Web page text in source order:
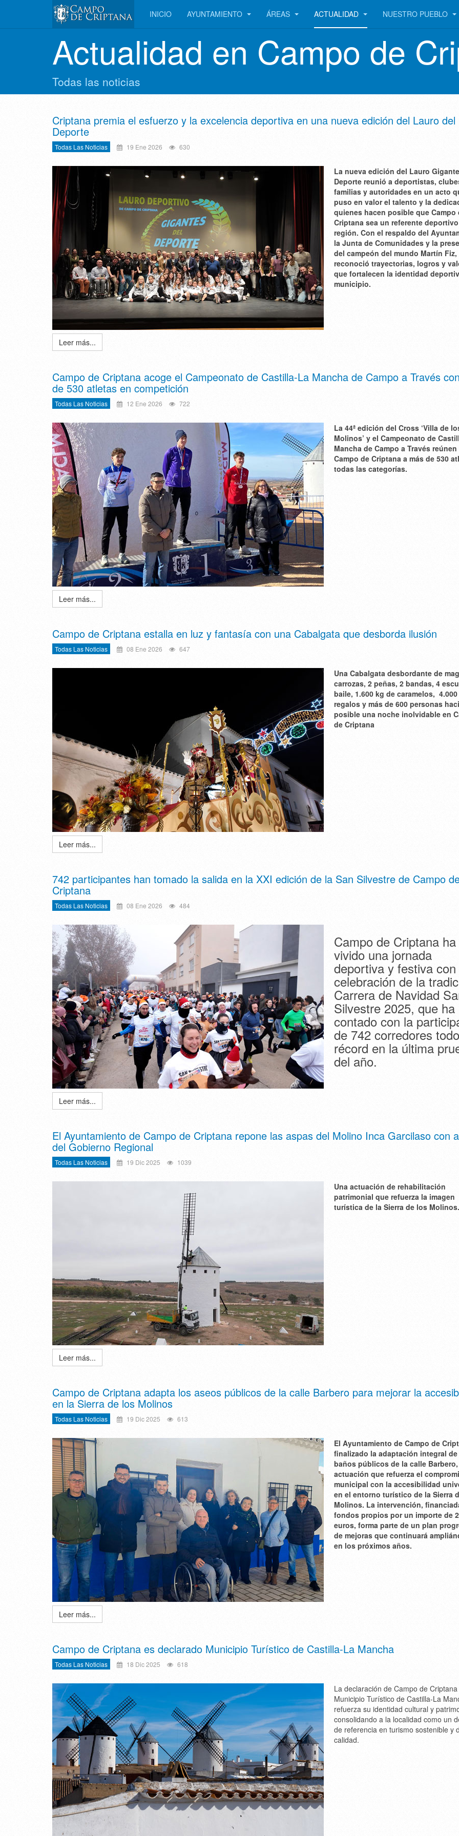
INICIO AYUNTAMIENTO ÁREAS ACTUALIDAD NUESTRO PUEBLO
Actualidad en Campo de
Todas las noticias
Criptana premia el esfuerzo y la excelencia deportiva en una nueva edición del Lauro del
Deporte
Todas Las Noticias 19 Ene 2026 630
La nueva edición del Lauro
Deporte reunió a deportistas,
familias y autoridades en un acto
puso en valor el talento y la
quienes hacen posible que Campo
Criptana sea un referente
región. Con el respaldo del
la Junta de Comunidades y la
del campeón del mundo Martín Fiz,
reconoció trayectorias, logros y
que fortalecen la identidad
municipio.
Leer más...
Campo de Criptana acoge el Campeonato de Castilla-La Mancha de Campo a Través
de 530 atletas en competición
Todas Las Noticias 12 Ene 2026 722
La 44ª edición del Cross ‘Villa de
Molinos’ y el Campeonato de
Mancha de Campo a Través reúnen
Campo de Criptana a más de 530
todas las categorías.
Leer más...
Campo de Criptana estalla en luz y fantasía con una Cabalgata que desborda ilusión
Todas Las Noticias 08 Ene 2026 647
Una Cabalgata desbordante de
carrozas, 2 peñas, 2 bandas, 4
baile, 1.600 kg de caramelos, 4.000
regalos y más de 600 personas
posible una noche inolvidable en
de Criptana
Leer más...
742 participantes han tomado la salida en la XXI edición de la San Silvestre de Campo
Criptana
Todas Las Noticias 08 Ene 2026 484
Campo de Criptana ha
vivido una jornada
deportiva y festiva
celebración de la
Carrera de Navidad
Silvestre 2025, que ha
contado con la
de 742 corredores
récord en la última
del año.
Leer más...
El Ayuntamiento de Campo de Criptana repone las aspas del Molino Inca Garcilaso con
del Gobierno Regional
Todas Las Noticias 19 Dic 2025 1039
Una actuación de rehabilitación
patrimonial que refuerza la imagen
turística de la Sierra de los Molinos.
Leer más...
Campo de Criptana adapta los aseos públicos de la calle Barbero para mejorar la
en la Sierra de los Molinos
Todas Las Noticias 19 Dic 2025 613
El Ayuntamiento de Campo de
finalizado la adaptación integral
baños públicos de la calle
actuación que refuerza el
municipal con la accesibilidad
en el entorno turístico de la Sierra
Molinos. La intervención,
fondos propios por un importe de
euros, forma parte de un plan
de mejoras que continuará
en los próximos años.
Leer más...
Campo de Criptana es declarado Municipio Turístico de Castilla-La Mancha
Todas Las Noticias 18 Dic 2025 618
La declaración de Campo de
Municipio Turístico de Castilla-La
refuerza su identidad cultural y
consolidando a la localidad como un
de referencia en turismo sostenible y
calidad.